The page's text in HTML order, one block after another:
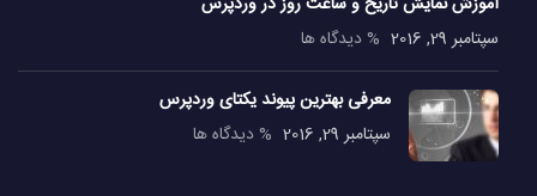
سپتامبر 29, 2016
% دیدگاه ها
معرفی بهترین پیوند یکتای وردپرس
سپتامبر 29, 2016
% دیدگاه ها